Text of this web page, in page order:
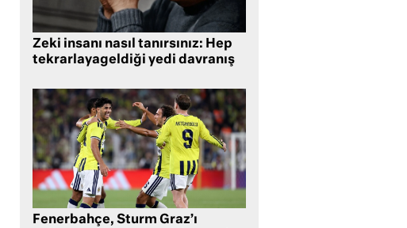
Zeki insanı nasıl tanırsınız: Hep
tekrarlayageldiği yedi davranış
Fenerbahçe, Sturm Graz’ı